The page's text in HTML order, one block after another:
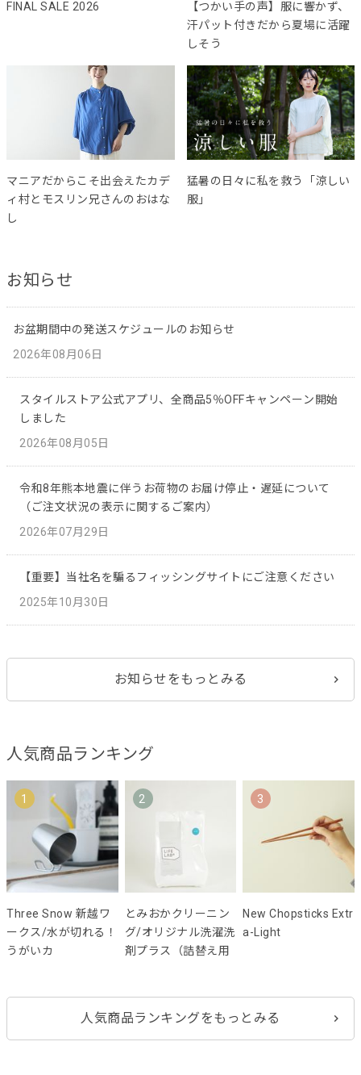
FINAL SALE 2026
【つかい手の声】服に響かず、
汗パット付きだから夏場に活躍
しそう
マニアだからこそ出会えたカデ
ィ村とモスリン兄さんのおはな
し
猛暑の日々に私を救う「涼しい
服」
お知らせ
お盆期間中の発送スケジュールのお知らせ
2026年08月06日
スタイルストア公式アプリ、全商品5％OFFキャンペーン開始
しました
2026年08月05日
令和8年熊本地震に伴うお荷物のお届け停止・遅延について
（ご注文状況の表示に関するご案内）
2026年07月29日
【重要】当社名を騙るフィッシングサイトにご注意ください
2025年10月30日
お知らせをもっとみる
人気商品ランキング
1
Three Snow 新越ワ
ークス/水が切れる！
うがいカ
2
とみおかクリーニン
グ/オリジナル洗濯洗
剤プラス（詰替え用
3
New Chopsticks Extr
a-Light
人気商品ランキングをもっとみる